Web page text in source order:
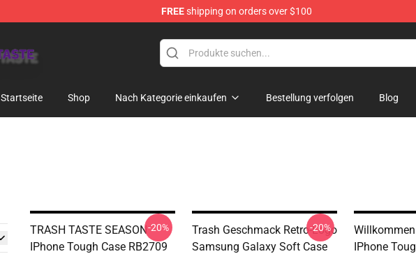
FREEshipping on orders over $100
Startseite Shop Nach Kategorie einkaufen Bestellung verfolgen Blog
TRASH TASTE SEASON
IPhone Tough Case RB2709
-20%
Trash Geschmack Retro-Logo
Samsung Galaxy Soft Case
-20%
IPhone